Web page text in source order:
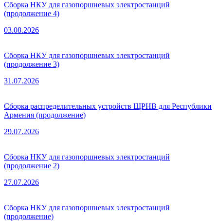
Сборка НКУ для газопоршневых электростанций
(продолжение 4)
03.08.2026
Сборка НКУ для газопоршневых электростанций
(продолжение 3)
31.07.2026
Сборка распределительных устройств ЩРНВ для Республики
Армения (продолжение)
29.07.2026
Сборка НКУ для газопоршневых электростанций
(продолжение 2)
27.07.2026
Сборка НКУ для газопоршневых электростанций
(продолжение)